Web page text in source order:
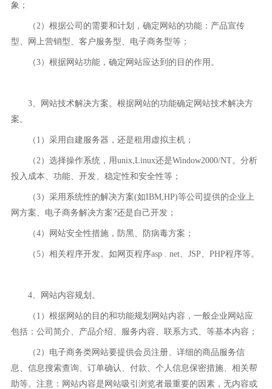
象；
（2）根据公司的需要和计划，确定网站的功能：产品宣传
型、网上营销型、客户服务型、电子商务型等；
（3）根据网站功能，确定网站应达到的目的作用。
3、网站技术解决方案。根据网站的功能确定网站技术解决方
案。
（1）采用自建服务器，还是租用虚拟主机；
（2）选择操作系统，用unix,Linux还是Window2000/NT。分析
投入成本、功能、开发、稳定性和安全性等；
（3）采用系统性的解决方案(如IBM,HP)等公司提供的企业上
网方案、电子商务解决方案?还是自己开发；
（4）网站安全性措施，防黑、防病毒方案；
（5）相关程序开发。如网页程序asp . net、JSP、PHP程序等。
4、网站内容规划。
（1）根据网站的目的和功能规划网站内容，一般企业网站应
包括：公司简介、产品介绍、服务内容、联系方式、等基本内容；
（2）电子商务类网站要提供会员注册、详细的商品服务信
息、信息搜索查询、订单确认、付款、个人信息保密措施、相关帮
助等。注意：网站内容是网站吸引浏览者最重要的因素，无内容或